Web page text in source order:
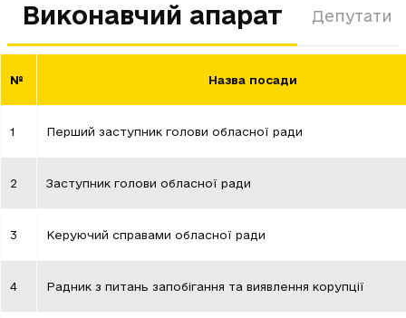
Виконавчий апарат Депутати
№ Назва посади
1 Перший заступник голови обласної ради
2 Заступник голови обласної ради
3 Керуючий справами обласної ради
4 Радник з питань запобігання та виявлення корупції